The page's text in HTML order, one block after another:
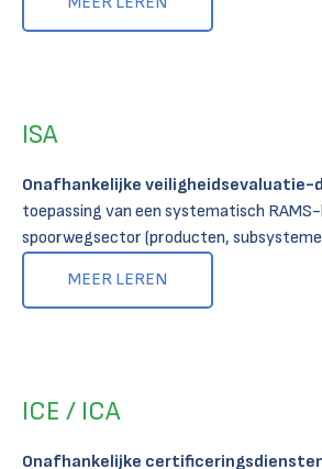
ISA
Onafhankelijke veiligheidsevaluatie-
toepassing van een systematisch
spoorwegsector (producten,
MEER LEREN
ICE / ICA
Onafhankelijke